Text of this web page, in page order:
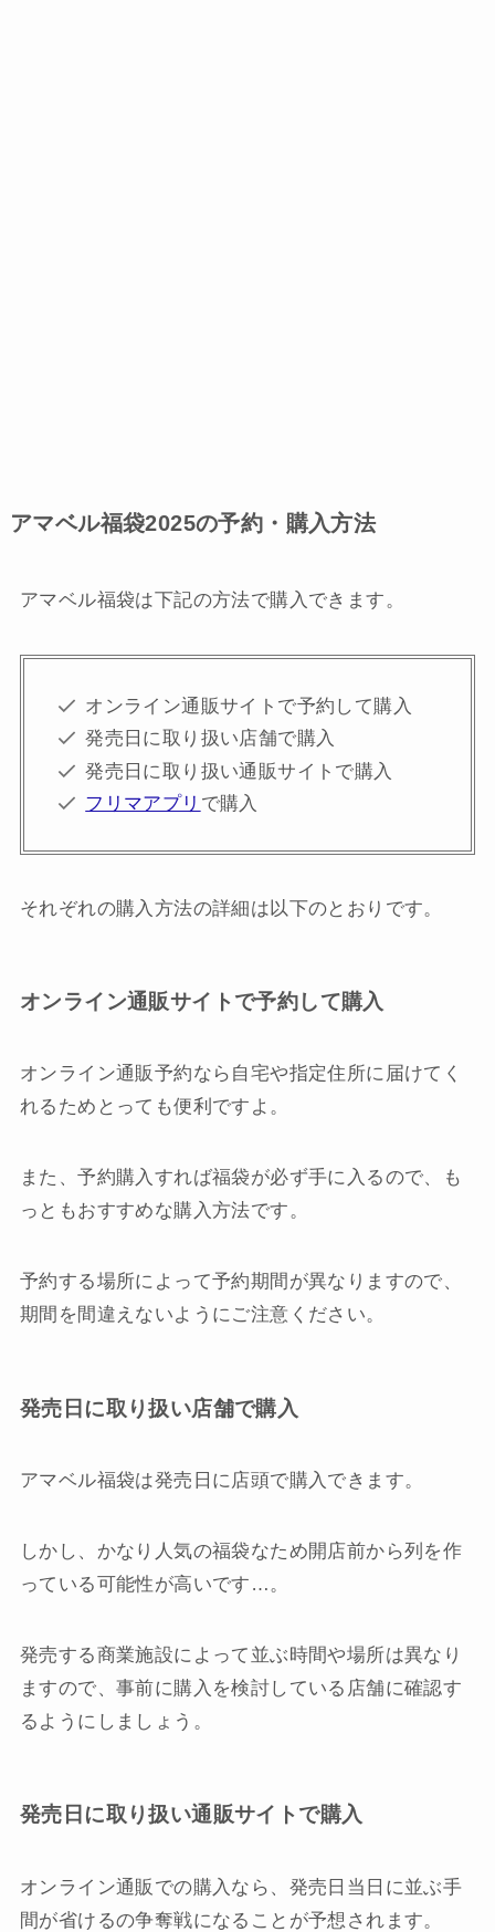
アマベル福袋2025の予約・購入方法
アマベル福袋は下記の方法で購入できます。
オンライン通販サイトで予約して購入
発売日に取り扱い店舗で購入
発売日に取り扱い通販サイトで購入
フリマアプリ で購入
それぞれの購入方法の詳細は以下のとおりです。
オンライン通販サイトで予約して購入
オンライン通販予約なら自宅や指定住所に届けてく
れるためとっても便利ですよ。
また、予約購入すれば福袋が必ず手に入るので、も
っともおすすめな購入方法です。
予約する場所によって予約期間が異なりますので、
期間を間違えないようにご注意ください。
発売日に取り扱い店舗で購入
アマベル福袋は発売日に店頭で購入できます。
しかし、かなり人気の福袋なため開店前から列を作
っている可能性が高いです…。
発売する商業施設によって並ぶ時間や場所は異なり
ますので、事前に購入を検討している店舗に確認す
るようにしましょう。
発売日に取り扱い通販サイトで購入
オンライン通販での購入なら、発売日当日に並ぶ手
間が省けるの争奪戦になることが予想されます。